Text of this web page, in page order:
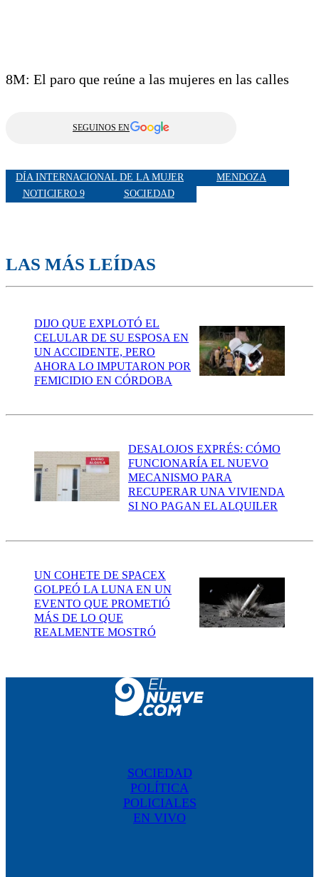
8M: El paro que reúne a las mujeres en las calles
SEGUINOS EN
DÍA INTERNACIONAL DE LA MUJER
MENDOZA
NOTICIERO 9
SOCIEDAD
LAS MÁS LEÍDAS
DIJO QUE EXPLOTÓ EL
CELULAR DE SU ESPOSA EN
UN ACCIDENTE, PERO
AHORA LO IMPUTARON POR
FEMICIDIO EN CÓRDOBA
DESALOJOS EXPRÉS: CÓMO
FUNCIONARÍA EL NUEVO
MECANISMO PARA
RECUPERAR UNA VIVIENDA
SI NO PAGAN EL ALQUILER
UN COHETE DE SPACEX
GOLPEÓ LA LUNA EN UN
EVENTO QUE PROMETIÓ
MÁS DE LO QUE
REALMENTE MOSTRÓ
SOCIEDAD
POLÍTICA
POLICIALES
EN VIVO